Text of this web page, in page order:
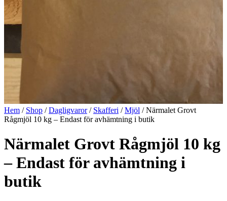
Hem / Shop /Dagligvaror/ Skafferi /Mjöl / Närmalet Grovt
Rågmjöl 10 kg – Endast för avhämtning i butik
Närmalet Grovt Rågmjöl 10 kg
– Endast för avhämtning i
butik